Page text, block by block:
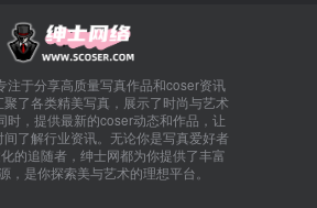
注于分享高质量写真作品和coser资讯
聚了各类精美写真，展示了时尚与艺术
时，提供最新的coser动态和作品，让
间了解行业资讯。无论你是写真爱好者
的追随者，绅士网都为你提供了丰富
，是你探索美与艺术的理想平台。